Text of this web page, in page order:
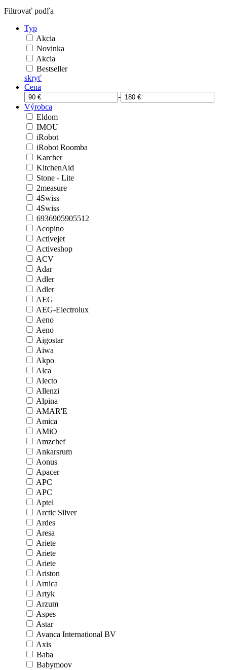
Filtrovať podľa
Typ
Akcia
Novinka
Akcia
Bestseller
skryť
Cena
-
Výrobca
Eldom
IMOU
iRobot
iRobot Roomba
Karcher
KitchenAid
Stone - Lite
2measure
4Swiss
4Swiss
6936905905512
Acopino
Activejet
Activeshop
ACV
Adar
Adler
Adler
AEG
AEG-Electrolux
Aeno
Aeno
Aigostar
Aiwa
Akpo
Alca
Alecto
Allenzi
Alpina
AMAR'E
Amica
AMiO
Amzchef
Ankarsrum
Aonus
Apacer
APC
APC
Aptel
Arctic Silver
Ardes
Aresa
Ariete
Ariete
Ariete
Ariston
Arnica
Artyk
Arzum
Aspes
Astar
Avanca International BV
Axis
Baba
Babymoov